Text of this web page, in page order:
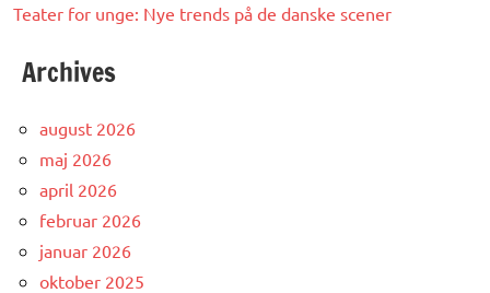
Teater for unge: Nye trends på de danske scener
Archives
august 2026
maj 2026
april 2026
februar 2026
januar 2026
oktober 2025